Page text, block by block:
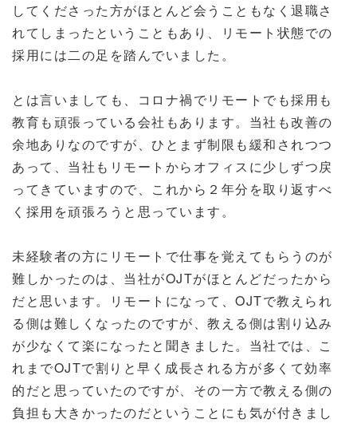
してくださった方がほとんど会うこともなく退職さ
れてしまったということもあり、リモート状態での
採用には二の足を踏んでいました。
とは言いましても、コロナ禍でリモートでも採用も
教育も頑張っている会社もあります。当社も改善の
余地ありなのですが、ひとまず制限も緩和されつつ
あって、当社もリモートからオフィスに少しずつ戻
ってきていますので、これから２年分を取り返すべ
く採用を頑張ろうと思っています。
未経験者の方にリモートで仕事を覚えてもらうのが
難しかったのは、当社がOJTがほとんどだったから
だと思います。リモートになって、OJTで教えられ
る側は難しくなったのですが、教える側は割り込み
が少なくて楽になったと聞きました。当社では、こ
れまでOJTで割りと早く成長される方が多くて効率
的だと思っていたのですが、その一方で教える側の
負担も大きかったのだということにも気が付きまし